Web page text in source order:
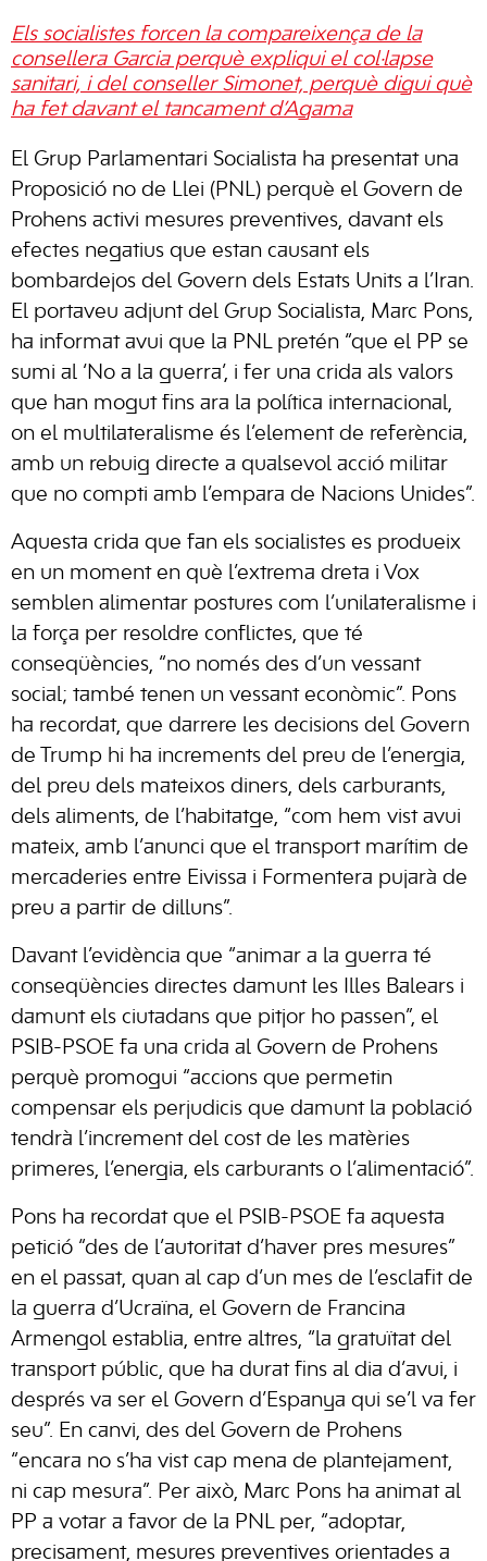
Els socialistes forcen la compareixença de la
consellera Garcia perquè expliqui el col·lapse
sanitari, i del conseller Simonet, perquè digui què
ha fet davant el tancament d’Agama
El Grup Parlamentari Socialista ha presentat una
Proposició no de Llei (PNL) perquè el Govern de
Prohens activi mesures preventives, davant els
efectes negatius que estan causant els
bombardejos del Govern dels Estats Units a l’Iran.
El portaveu adjunt del Grup Socialista, Marc Pons,
ha informat avui que la PNL pretén “que el PP se
sumi al ‘No a la guerra’, i fer una crida als valors
que han mogut fins ara la política internacional,
on el multilateralisme és l’element de referència,
amb un rebuig directe a qualsevol acció militar
que no compti amb l’empara de Nacions Unides”.
Aquesta crida que fan els socialistes es produeix
en un moment en què l’extrema dreta i Vox
semblen alimentar postures com l’unilateralisme i
la força per resoldre conflictes, que té
conseqüències, “no només des d’un vessant
social; també tenen un vessant econòmic”. Pons
ha recordat, que darrere les decisions del Govern
de Trump hi ha increments del preu de l’energia,
del preu dels mateixos diners, dels carburants,
dels aliments, de l’habitatge, “com hem vist avui
mateix, amb l’anunci que el transport marítim de
mercaderies entre Eivissa i Formentera pujarà de
preu a partir de dilluns”.
Davant l’evidència que “animar a la guerra té
conseqüències directes damunt les Illes Balears i
damunt els ciutadans que pitjor ho passen”, el
PSIB-PSOE fa una crida al Govern de Prohens
perquè promogui “accions que permetin
compensar els perjudicis que damunt la població
tendrà l’increment del cost de les matèries
primeres, l’energia, els carburants o l’alimentació”.
Pons ha recordat que el PSIB-PSOE fa aquesta
petició “des de l’autoritat d’haver pres mesures”
en el passat, quan al cap d’un mes de l’esclafit de
la guerra d’Ucraïna, el Govern de Francina
Armengol establia, entre altres, “la gratuïtat del
transport públic, que ha durat fins al dia d’avui, i
després va ser el Govern d’Espanya qui se’l va fer
seu”. En canvi, des del Govern de Prohens
“encara no s’ha vist cap mena de plantejament,
ni cap mesura”. Per això, Marc Pons ha animat al
PP a votar a favor de la PNL per, “adoptar,
precisament, mesures preventives orientades a